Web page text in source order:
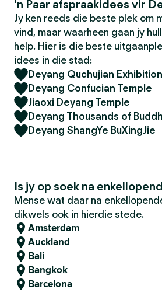
'n Paar afspraakidees vir
Jy ken reeds die beste plek om
vind, maar waarheen gaan jy
help. Hier is die beste
idees in die stad:
Deyang Quchujian Exhibition
Deyang Confucian Temple
Jiaoxi Deyang Temple
Deyang Thousands of
Deyang ShangYe BuXingJie
Is jy op soek na
Mense wat daar na
dikwels ook in hierdie stede.
Amsterdam
Auckland
Bali
Bangkok
Barcelona